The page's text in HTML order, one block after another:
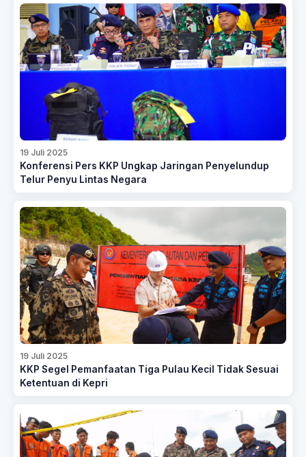
19 Juli 2025
Konferensi Pers KKP Ungkap Jaringan Penyelundup
Telur Penyu Lintas Negara
19 Juli 2025
KKP Segel Pemanfaatan Tiga Pulau Kecil Tidak Sesuai
Ketentuan di Kepri